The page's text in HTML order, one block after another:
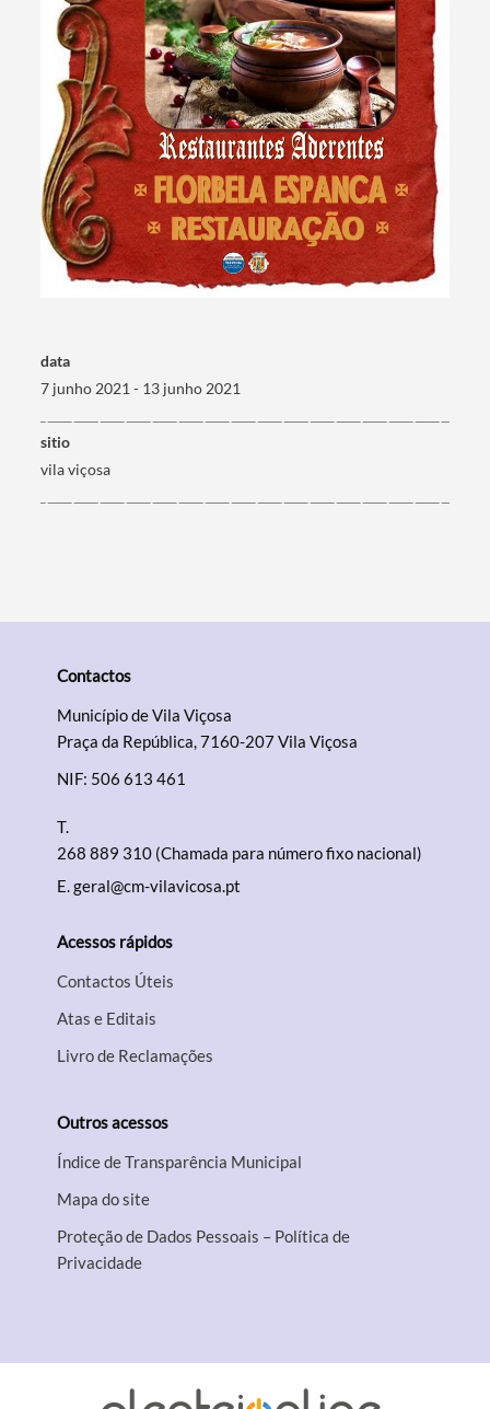
Categorias gerais
Filtros
data
7 junho 2021 - 13 junho 2021
sitio
vila viçosa
Contactos
Município de Vila Viçosa
Praça da República, 7160-207 Vila Viçosa
NIF: 506 613 461
T.
268 889 310 (Chamada para número fixo nacional)
E.geral@cm-vilavicosa.pt
Acessos rápidos
Contactos Úteis
Atas e Editais
Livro de Reclamações
Outros acessos
Índice de Transparência Municipal
Mapa do site
Proteção de Dados Pessoais – Política de
Privacidade